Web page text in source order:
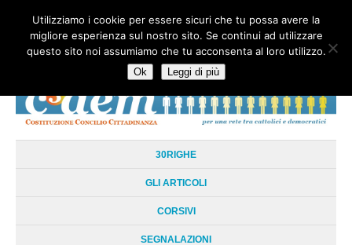
HOME CHI SIAMO LA RETE LE RADICI DOCUMENTAZIONE
AREE TEMATICHE
30RIGHE
GLI ARTICOLI
CORSIVI
SEGNALAZIONI
Utilizziamo i cookie per essere sicuri che tu possa avere la
migliore esperienza sul nostro sito. Se continui ad utilizzare
questo sito noi assumiamo che tu acconsenta al loro utilizzo.
Ok Leggi di più